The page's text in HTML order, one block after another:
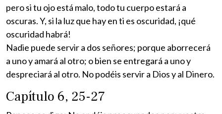
pero si tu ojo está malo, todo tu cuerpo estará a
oscuras. Y, si la luz que hay en ti es oscuridad, ¡qué
oscuridad habrá!
Nadie puede servir a dos señores; porque aborrecerá
a uno y amará al otro; o bien se entregará a uno y
despreciará al otro. No podéis servir a Dios y al Dinero.
Capítulo 6, 25-27